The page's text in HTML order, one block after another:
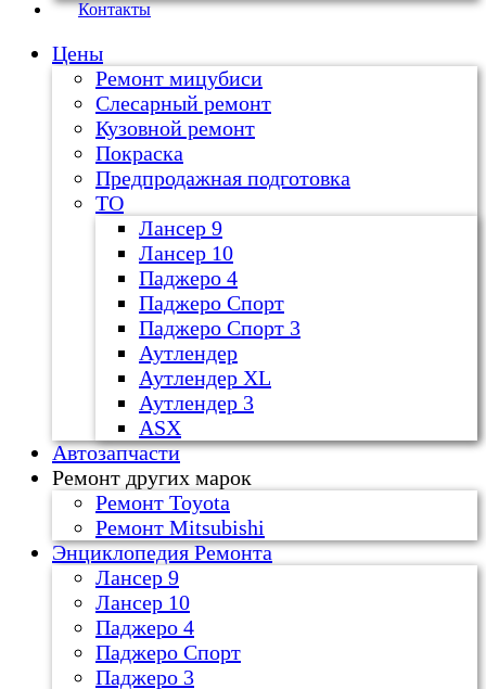
Контакты
Цены
Ремонт мицубиси
Слесарный ремонт
Кузовной ремонт
Покраска
Предпродажная подготовка
ТО
Лансер 9
Лансер 10
Паджеро 4
Паджеро Спорт
Паджеро Спорт 3
Аутлендер
Аутлендер ХL
Аутлендер 3
ASX
Автозапчасти
Ремонт других марок
Ремонт Toyota
Ремонт Mitsubishi
Энциклопедия Ремонта
Лансер 9
Лансер 10
Паджеро 4
Паджеро Спорт
Паджеро 3